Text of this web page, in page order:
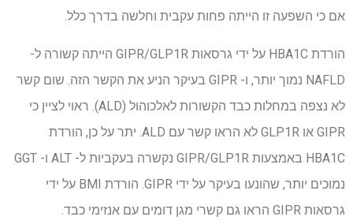
אם כי השפעה זו הייתה פחות עקבית וחלשה בדרך כלל.
הורדת HBA1C על ידי גרסאות GIPR/GLP1R הייתה קשורה ל-
NAFLD נמוך יותר, ו- GIPR בעיקר הניע את הקשר הזה. שום קשר
לא נצפה במחלות כבד הקשורות לאלכוהול (ALD). ראוי לציין כי
GIPR או GLP1R לא הראו קשר עם ALD. יתר על כן, הורדת
HBA1C באמצעות GIPR/GLP1R נקשרה בעקביות ל- ALT ו- GGT
נמוכים יותר, שהונעו בעיקר על ידי GIPR. הורדת BMI על ידי
גרסאות GIPR הראו גם קשרי מגן דומים עם אנזימי כבד.